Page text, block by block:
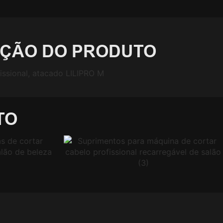
DO PRODUTO